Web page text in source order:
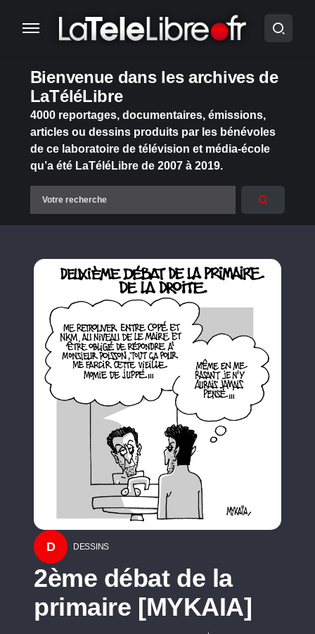
Bienvenue dans les archives de
LaTéléLibre
4000 reportages, documentaires, émissions,
articles ou dessins produits par les bénévoles
de ce laboratoire de télévision et média-école
qu’a été LaTéléLibre de 2007 à 2019.
D DESSINS
2ème débat de la
primaire [MYKAIA]